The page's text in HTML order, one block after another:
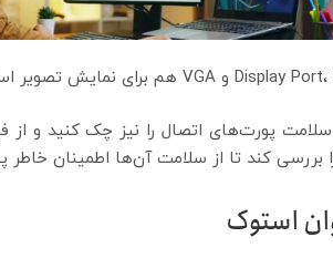
پورت‌های اتصال را نیز چک کنید و از
بررسی کند تا از سلامت آن‌ها اطمینان خاطر
استوک